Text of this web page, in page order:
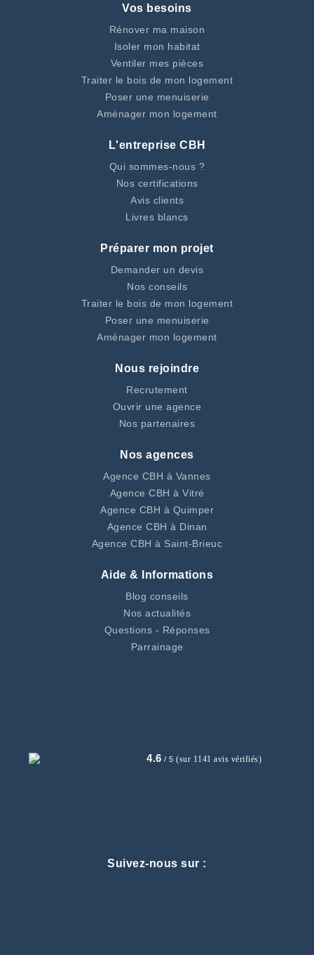
Vos besoins
Rénover ma maison
Isoler mon habitat
Ventiler mes pièces
Traiter le bois de mon logement
Poser une menuiserie
Aménager mon logement
L'entreprise CBH
Qui sommes-nous ?
Nos certifications
Avis clients
Livres blancs
Préparer mon projet
Demander un devis
Nos conseils
Traiter le bois de mon logement
Poser une menuiserie
Aménager mon logement
Nous rejoindre
Recrutement
Ouvrir une agence
Nos partenaires
Nos agences
Agence CBH à Vannes
Agence CBH à Vitré
Agence CBH à Quimper
Agence CBH à Dinan
Agence CBH à Saint-Brieuc
Aide & Informations
Blog conseils
Nos actualités
Questions - Réponses
Parrainage
4.6 / 5(sur 1141 avis vérifiés)
Suivez-nous sur :